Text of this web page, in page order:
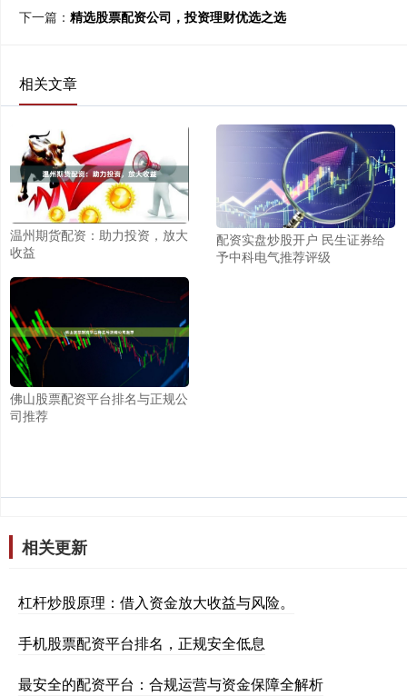
下一篇： 精选股票配资公司，投资理财优选之选
相关文章
温州期货配资：助力投资，放大
收益
配资实盘炒股开户 民生证券给
予中科电气推荐评级
佛山股票配资平台排名与正规公
司推荐
相关更新
杠杆炒股原理：借入资金放大收益与风险。
手机股票配资平台排名，正规安全低息
最安全的配资平台：合规运营与资金保障全解析